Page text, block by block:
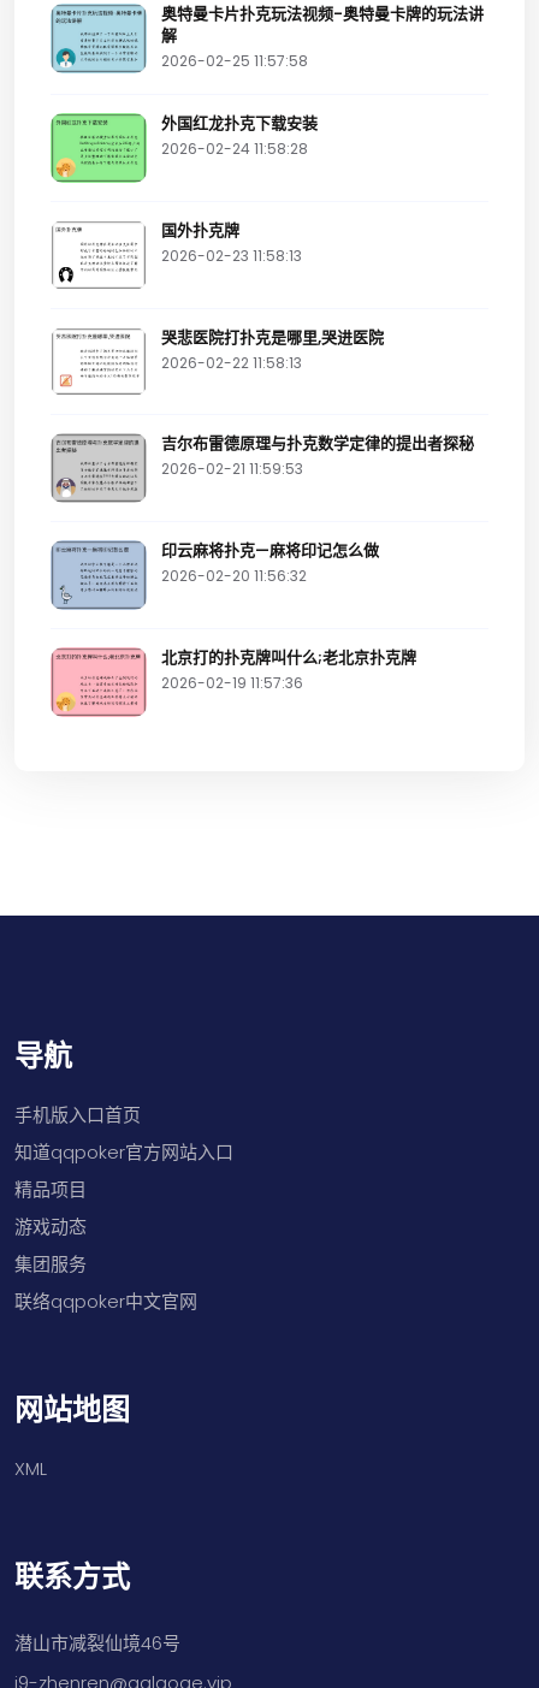
奥特曼卡片扑克玩法视频-奥特曼卡牌的玩法讲
解
2026-02-25 11:57:58
外国红龙扑克下载安装
2026-02-24 11:58:28
国外扑克牌
2026-02-23 11:58:13
哭悲医院打扑克是哪里,哭进医院
2026-02-22 11:58:13
吉尔布雷德原理与扑克数学定律的提出者探秘
2026-02-21 11:59:53
印云麻将扑克—麻将印记怎么做
2026-02-20 11:56:32
北京打的扑克牌叫什么;老北京扑克牌
2026-02-19 11:57:36
导航
手机版入口首页
知道qqpoker官方网站入口
精品项目
游戏动态
集团服务
联络qqpoker中文官网
网站地图
XML
联系方式
潜山市减裂仙境46号
j9-zhenren@aglaoge.vip